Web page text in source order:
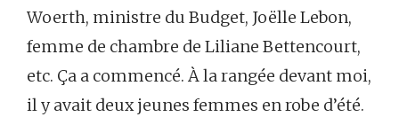
Woerth, ministre du Budget, Joëlle Lebon,
femme de chambre de Liliane Bettencourt,
etc. Ça a commencé. À la rangée devant moi,
il y avait deux jeunes femmes en robe d’été.